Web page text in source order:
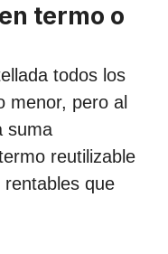
termo o
todos los
menor, pero al
suma
reutilizable
que